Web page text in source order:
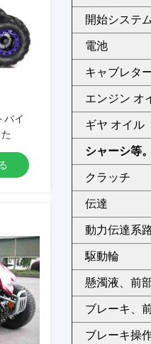
バイ
開始システム
電池
キャブレタ
エンジン オ
ギヤ オイル
シャーシ等。
クラッチ
伝達
動力伝達系
駆動輪
懸濁液、前
ブレーキ、
ブレーキ操